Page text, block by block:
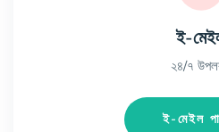
ই-
২৪/৭
ই-মেইল